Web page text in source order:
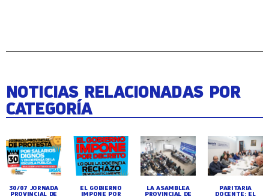
NOTICIAS RELACIONADAS POR
CATEGORÍA
30/07 JORNADA
PROVINCIAL DE
EL GOBIERNO
IMPONE POR
LA ASAMBLEA
PROVINCIAL DE
PARITARIA
DOCENTE: EL